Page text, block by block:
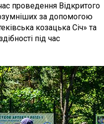
проведення Відкритого
за допомогою
козацька Січ» та
під час